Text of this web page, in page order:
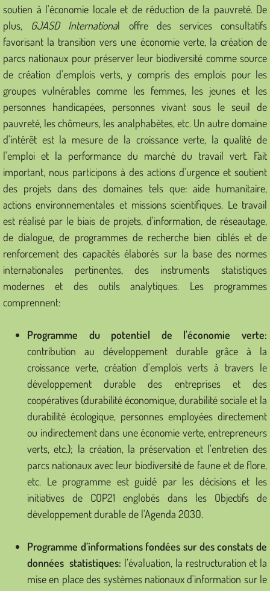
Information Sources
Sources d'informations
Make Donation
Faire un don
soutien à l'économie locale et de réduction de la pauvreté. De
plus, GJASD International offre des services consultatifs
favorisant la transition vers une économie verte, la création de
parcs nationaux pour préserver leur biodiversité comme source
de création d'emplois verts, y compris des emplois pour les
groupes vulnérables comme les femmes, les jeunes et les
personnes handicapées, personnes vivant sous le seuil de
pauvreté, les chômeurs, les analphabètes, etc. Un autre domaine
d'intérêt est la mesure de la croissance verte, la qualité de
l'emploi et la performance du marché du travail vert. Fait
important, nous participons à des actions d'urgence et soutient
des projets dans des domaines tels que: aide humanitaire,
actions environnementales et missions scientifiques. Le travail
est réalisé par le biais de projets, d'information, de réseautage,
de dialogue, de programmes de recherche bien ciblés et de
renforcement des capacités élaborés sur la base des normes
internationales pertinentes, des instruments statistiques
modernes et des outils analytiques. Les programmes
comprennent:
Programme du potentiel de l'économie verte:
contribution au développement durable grâce à la
croissance verte, création d'emplois verts à travers le
développement durable des entreprises et des
coopératives (durabilité économique, durabilité sociale et la
durabilité écologique, personnes employées directement
ou indirectement dans une économie verte, entrepreneurs
verts, etc.); la création, la préservation et l'entretien des
parcs nationaux avec leur biodiversité de faune et de flore,
etc. Le programme est guidé par les décisions et les
initiatives de COP21 englobés dans les Objectifs de
développement durable de l'Agenda 2030.
Programme d’informations fondées sur des constats de
données statistiques: l’évaluation, la restructuration et la
mise en place des systèmes nationaux d'information sur le